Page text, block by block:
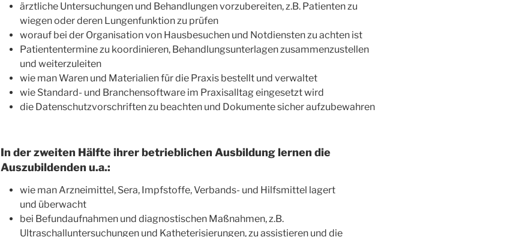
ärztliche Untersuchungen und Behandlungen vorzubereiten, z.B. Patienten zu
wiegen oder deren Lungenfunktion zu prüfen
worauf bei der Organisation von Hausbesuchen und Notdiensten zu achten ist
Patiententermine zu koordinieren, Behandlungsunterlagen zusammenzustellen
und weiterzuleiten
wie man Waren und Materialien für die Praxis bestellt und verwaltet
wie Standard- und Branchensoftware im Praxisalltag eingesetzt wird
die Datenschutzvorschriften zu beachten und Dokumente sicher aufzubewahren
In der zweiten Hälfte ihrer betrieblichen Ausbildung lernen die
Auszubildenden u.a.:
wie man Arzneimittel, Sera, Impfstoffe, Verbands- und Hilfsmittel lagert
und überwacht
bei Befundaufnahmen und diagnostischen Maßnahmen, z.B.
Ultraschalluntersuchungen und Katheterisierungen, zu assistieren und die